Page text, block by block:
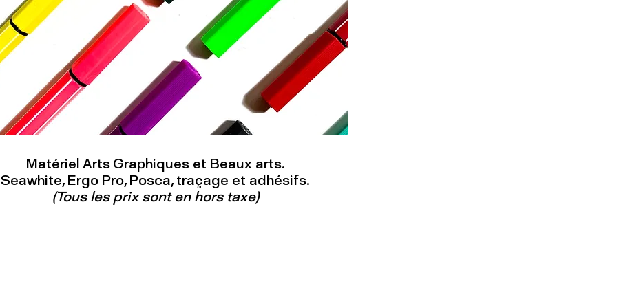
Matériel Arts Graphiques et Beaux arts.
Seawhite, Ergo Pro, Posca, traçage et adhésifs.
(Tous les prix sont en hors taxe)